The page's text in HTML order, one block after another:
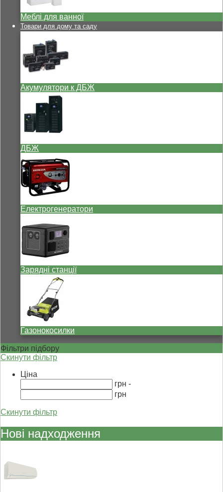
Меблі для ванної
Товари для дому та саду
Акумулятори к ДБЖ
ДБЖ
Електрогенератори
Зарядні станції
Газонокосилки
Фільтри підбору
Скинути фільтр
Ціна
грн -
грн
Скинути фільтр
Нові надходження